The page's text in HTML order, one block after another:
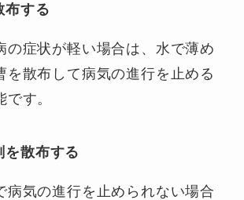
布する
の症状が軽い場合は、水で薄め
を散布して病気の進行を止める
です。
を散布する
病気の進行を止められない場合